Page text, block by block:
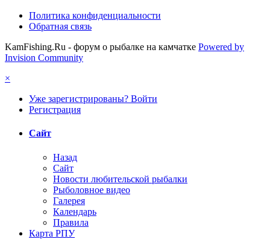
Политика конфиденциальности
Обратная связь
KamFishing.Ru - форум о рыбалке на камчатке Powered by
Invision Community
×
Уже зарегистрированы? Войти
Регистрация
Сайт
Назад
Сайт
Новости любительской рыбалки
Рыболовное видео
Галерея
Календарь
Правила
Карта РПУ